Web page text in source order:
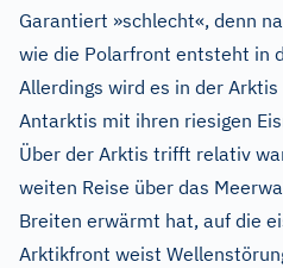
Garantiert »schlecht«, denn
wie die Polarfront entsteht in
Allerdings wird es in der
Antarktis mit ihren riesigen
Über der Arktis trifft relativ
weiten Reise über das
Breiten erwärmt hat, auf die
Arktikfront weist